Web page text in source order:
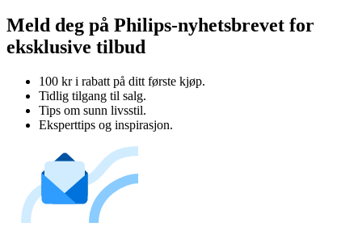
Meld deg på Philips-nyhetsbrevet for
eksklusive tilbud
100 kr i rabatt på ditt første kjøp.
Tidlig tilgang til salg.
Tips om sunn livsstil.
Eksperttips og inspirasjon.